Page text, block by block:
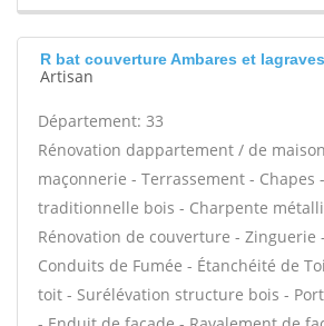
R bat couverture Ambares et lagraves
Artisan
Département: 33
Rénovation dappartement / de
maçonnerie - Terrassement - Chapes
traditionnelle bois - Charpente
Rénovation de couverture - Zinguerie
Conduits de Fumée - Étanchéité de
toit - Surélévation structure bois -